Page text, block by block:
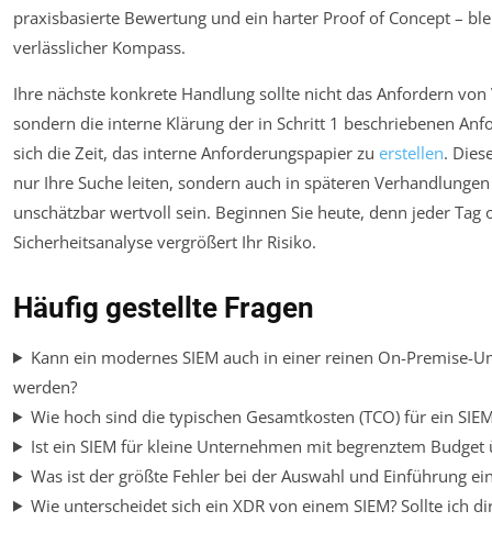
praxisbasierte Bewertung und ein harter Proof of Concept –
verlässlicher Kompass.
Ihre nächste konkrete Handlung sollte nicht das Anfordern von
sondern die interne Klärung der in Schritt 1 beschriebenen
sich die Zeit, das interne Anforderungspapier zu erstellen.
nur Ihre Suche leiten, sondern auch in späteren
unschätzbar wertvoll sein. Beginnen Sie heute, denn jeder Tag
Sicherheitsanalyse vergrößert Ihr Risiko.
Häufig gestellte Fragen
Kann ein modernes SIEM auch in einer reinen On-Premise-
werden?
Wie hoch sind die typischen Gesamtkosten (TCO) für ein
Ist ein SIEM für kleine Unternehmen mit begrenztem
Was ist der größte Fehler bei der Auswahl und Einführung
Wie unterscheidet sich ein XDR von einem SIEM? Sollte ich